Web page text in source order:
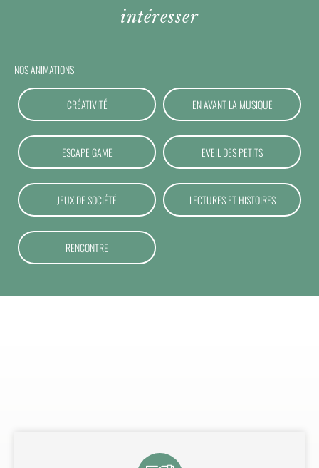
intéresser
NOS ANIMATIONS
CRÉATIVITÉ EN AVANT LA MUSIQUE
ESCAPE GAME EVEIL DES PETITS
JEUX DE SOCIÉTÉ LECTURES ET HISTOIRES
RENCONTRE